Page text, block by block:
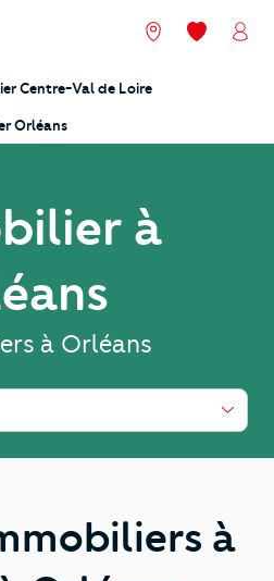
Nos agences
Mes
Centre-Val de Loire
Orléans
à
à Orléans
à